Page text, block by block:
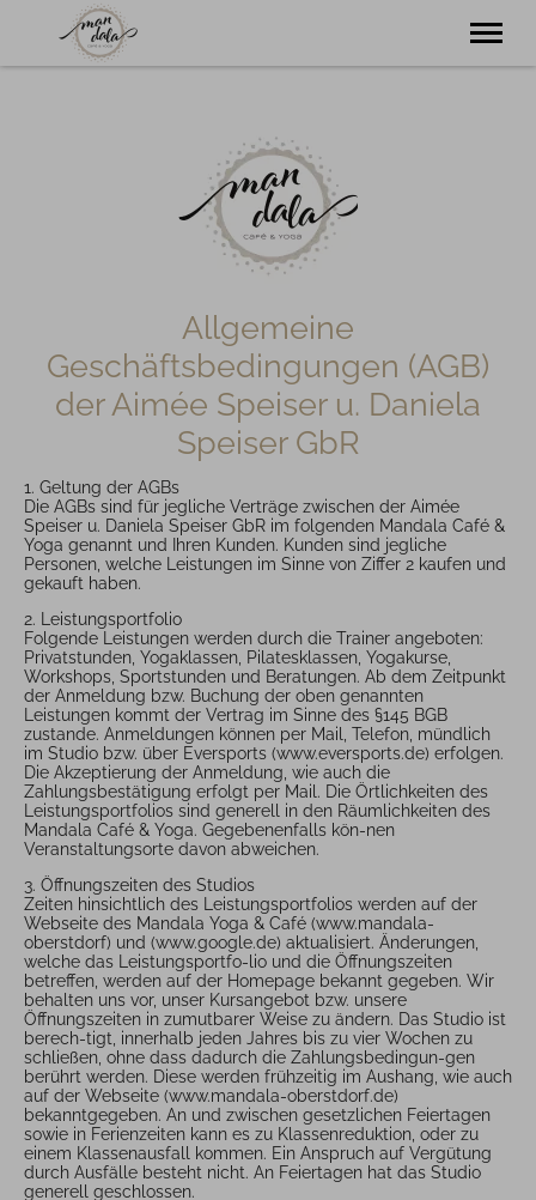
Allgemeine
Geschäftsbedingungen (AGB)
der Aimée Speiser u. Daniela
Speiser GbR
1. Geltung der AGBs
Die AGBs sind für jegliche Verträge zwischen der Aimée
Speiser u. Daniela Speiser GbR im folgenden Mandala Café &
Yoga genannt und Ihren Kunden. Kunden sind jegliche
Personen, welche Leistungen im Sinne von Ziffer 2 kaufen und
gekauft haben.
2. Leistungsportfolio
Folgende Leistungen werden durch die Trainer angeboten:
Privatstunden, Yogaklassen, Pilatesklassen, Yogakurse,
Workshops, Sportstunden und Beratungen. Ab dem Zeitpunkt
der Anmeldung bzw. Buchung der oben genannten
Leistungen kommt der Vertrag im Sinne des §145 BGB
zustande. Anmeldungen können per Mail, Telefon, mündlich
im Studio bzw. über Eversports (www.eversports.de) erfolgen.
Die Akzeptierung der Anmeldung, wie auch die
Zahlungsbestätigung erfolgt per Mail. Die Örtlichkeiten des
Leistungsportfolios sind generell in den Räumlichkeiten des
Mandala Café & Yoga. Gegebenenfalls kön-nen
Veranstaltungsorte davon abweichen.
3. Öffnungszeiten des Studios
Zeiten hinsichtlich des Leistungsportfolios werden auf der
Webseite des Mandala Yoga & Café (www.mandala-
oberstdorf) und (www.google.de) aktualisiert. Änderungen,
welche das Leistungsportfo-lio und die Öffnungszeiten
betreffen, werden auf der Homepage bekannt gegeben. Wir
behalten uns vor, unser Kursangebot bzw. unsere
Öffnungszeiten in zumutbarer Weise zu ändern. Das Studio ist
berech-tigt, innerhalb jeden Jahres bis zu vier Wochen zu
schließen, ohne dass dadurch die Zahlungsbedingun-gen
berührt werden. Diese werden frühzeitig im Aushang, wie auch
auf der Webseite (www.mandala-oberstdorf.de)
bekanntgegeben. An und zwischen gesetzlichen Feiertagen
sowie in Ferienzeiten kann es zu Klassenreduktion, oder zu
einem Klassenausfall kommen. Ein Anspruch auf Vergütung
durch Ausfälle besteht nicht. An Feiertagen hat das Studio
generell geschlossen.